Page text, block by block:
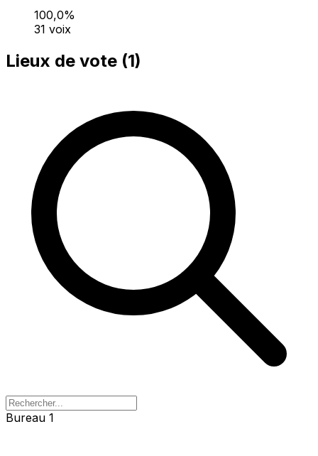
100,0%
31 voix
Lieux de vote (1)
Bureau 1